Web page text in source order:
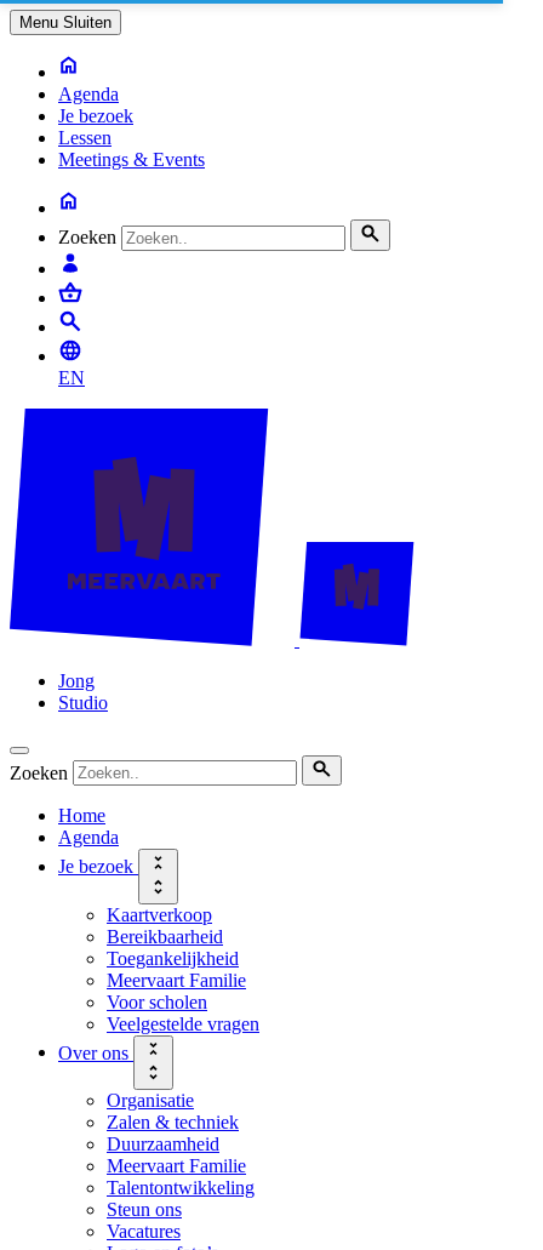
Menu Sluiten
Agenda
Je bezoek
Lessen
Meetings & Events
Zoeken
EN
Jong
Studio
Zoeken
Home
Agenda
Je bezoek
Kaartverkoop
Bereikbaarheid
Toegankelijkheid
Meervaart Familie
Voor scholen
Veelgestelde vragen
Over ons
Organisatie
Zalen & techniek
Duurzaamheid
Meervaart Familie
Talentontwikkeling
Steun ons
Vacatures